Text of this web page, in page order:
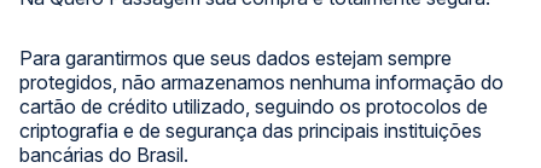
Para garantirmos que seus dados estejam sempre
protegidos, não armazenamos nenhuma informação do
cartão de crédito utilizado, seguindo os protocolos de
criptografia e de segurança das principais instituições
bancárias do Brasil.